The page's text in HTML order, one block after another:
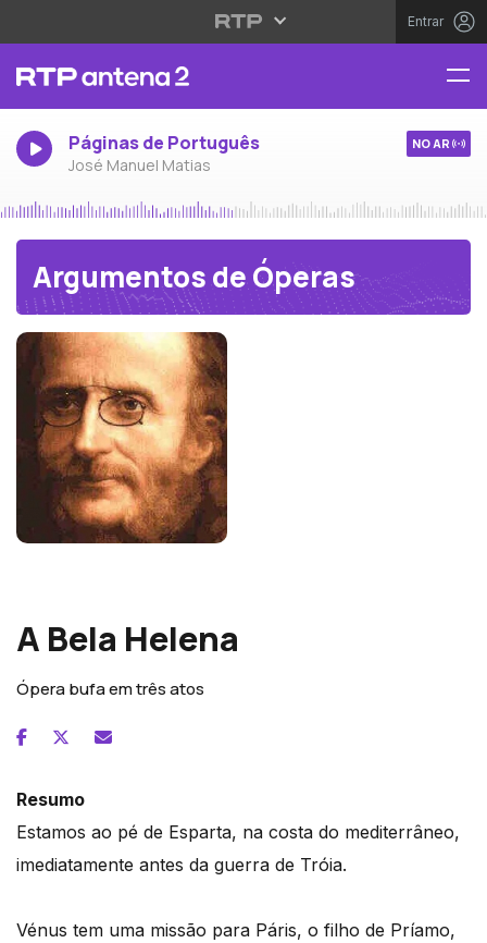
Entrar
Páginas de Português
José Manuel Matias
NO AR
Argumentos de Óperas
A Bela Helena
Ópera bufa em três atos
Resumo
Estamos ao pé de Esparta, na costa do mediterrâneo,
imediatamente antes da guerra de Tróia.
Vénus tem uma missão para Páris, o filho de Príamo,